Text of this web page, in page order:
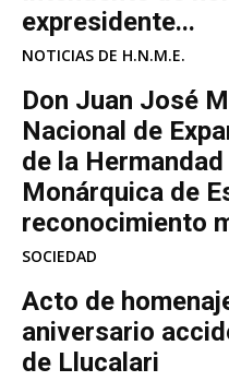
expresidente...
NOTICIAS DE H.N.M.E.
Don Juan José
Nacional de
de la
Monárquica de
reconocimiento
SOCIEDAD
Acto de
aniversario
de Llucalari